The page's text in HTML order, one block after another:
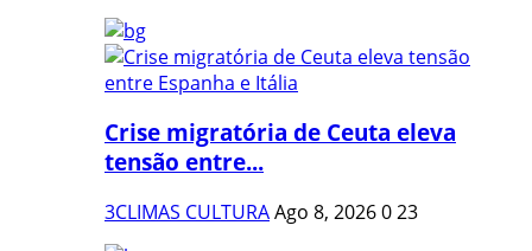
Crise migratória de Ceuta eleva
tensão entre...
3CLIMAS CULTURAAgo 8, 2026023